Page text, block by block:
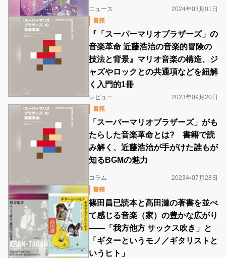
ニュース
2024年03月01日
書籍
『「スーパーマリオブラザーズ」の
音楽革命 近藤浩治の音楽的冒険の
技法と背景』マリオ音楽の構造、ジ
ャズやロックとの共通項などを紐解
く入門的1冊
レビュー
2023年09月20日
書籍
「スーパーマリオブラザーズ」がも
たらした音楽革命とは? 書籍で読
み解く、近藤浩治が手がけた誰もが
知るBGMの魅力
コラム
2023年07月28日
書籍
篠田昌已読本と高田漣の著書を並べ
て感じる音楽（家）の豊かな広がり
――「我方他方 サックス吹き」と
「ギターというモノ／ギタリストと
いうヒト」